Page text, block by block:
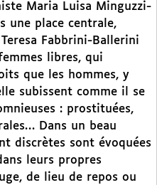
Maria Luisa Minguzzi-
une place centrale,
Fabbrini-Ballerini
libres, qui
que les hommes, y
subissent comme il se
: prostituées,
Dans un beau
discrètes sont évoquées
leurs propres
de lieu de repos ou